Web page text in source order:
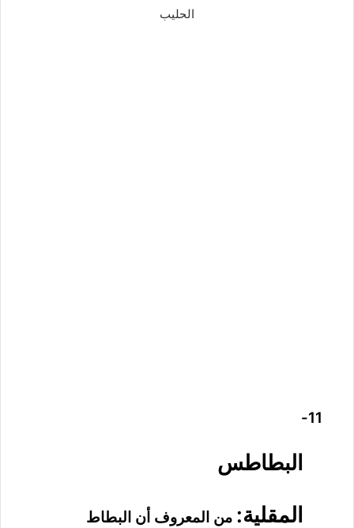
الحليب
11-
البطاطس
المقلية: من المعروف أن البطاط